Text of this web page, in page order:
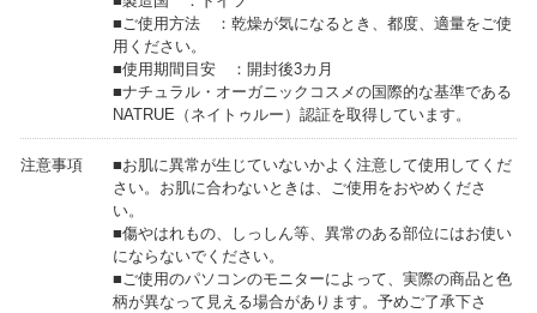
■ご使用方法 ：乾燥が気になるとき、都度、適量をご使
用ください。
■使用期間目安 ：開封後3カ月
■ナチュラル・オーガニックコスメの国際的な基準である
NATRUE（ネイトゥルー）認証を取得しています。
注意事項
■お肌に異常が生じていないかよく注意して使用してくだ
さい。お肌に合わないときは、ご使用をおやめくださ
い。
■傷やはれもの、しっしん等、異常のある部位にはお使い
にならないでください。
■ご使用のパソコンのモニターによって、実際の商品と色
柄が異なって見える場合があります。予めご了承下さ